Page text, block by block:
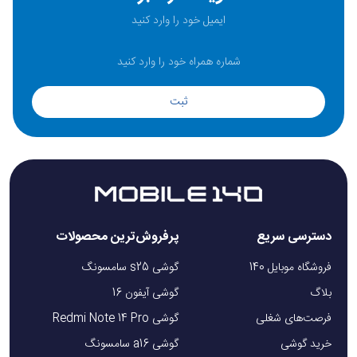
صفحه نمایش، می‌توانید به راحتی فیلم تماشا کنید و از بازی‌ها
است که تصاویری با جزئیات خوب و متن‌های واضح را به نمایش
می گذارد.نرخ تازه سازی این لپ تاپ 144 هرتز است به این معنی
که که صفحه نمایش 144 بار در ثانیه تصویر جدیدی را نشان
نمایش داده شوند. این امر به ویژه برای گیمرها بسیار مهم است،
زیرا باعث کاهش تاری حرکتی (motion blur) می‌شود و به شما
موضوع می‌تواند به شما در واکنش سریع‌تر و دقت بیشتر در
بازی‌ها کمک کند.
ثبت
دسترسی سریع
فروشگاه موبایل 140
بلاگ
فرصت‌های شغلی
خرید گوشی
پرفروش‌ترین محصولات
گوشی s25 سامسونگ
گوشی آیفون 16
گوشی Redmi Note 14 Pro
گوشی a16 سامسونگ